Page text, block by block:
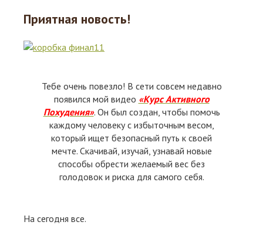
Приятная новость!
Тебе очень повезло! В сети совсем недавно
появился мой видео «Курс Активного
Похудения». Он был создан, чтобы помочь
каждому человеку с избыточным весом,
который ищет безопасный путь к своей
мечте. Скачивай, изучай, узнавай новые
способы обрести желаемый вес без
голодовок и риска для самого себя.
На сегодня все.